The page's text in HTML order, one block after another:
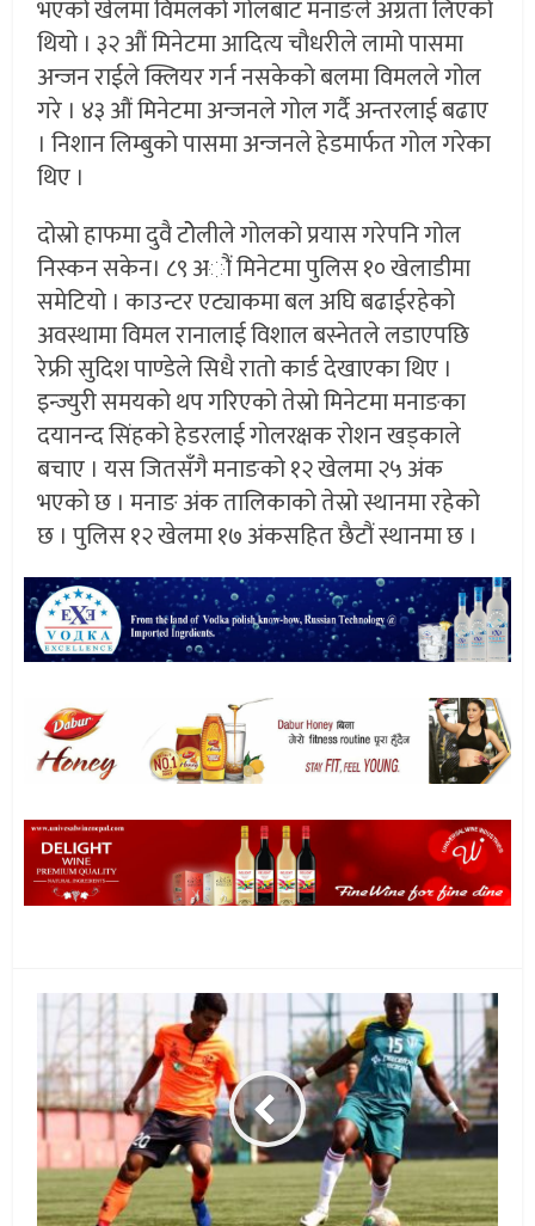
भएको खेलमा विमलको गोलबाट मनाङले अग्रता लिएको
थियो । ३२ औं मिनेटमा आदित्य चौधरीले लामो पासमा
अन्जन राईले क्लियर गर्न नसकेको बलमा विमलले गोल
गरे । ४३ औं मिनेटमा अन्जनले गोल गर्दै अन्तरलाई बढाए
। निशान लिम्बुको पासमा अन्जनले हेडमार्फत गोल गरेका
थिए ।
दोस्रो हाफमा दुवै टोेलीले गोलको प्रयास गरेपनि गोल
निस्कन सकेन। ८९ अौं मिनेटमा पुलिस १० खेलाडीमा
समेटियो । काउन्टर एट्याकमा बल अघि बढाईरहेको
अवस्थामा विमल रानालाई विशाल बस्नेतले लडाएपछि
रेफ्री सुदिश पाण्डेले सिधै रातो कार्ड देखाएका थिए ।
इन्ज्युरी समयको थप गरिएको तेस्रो मिनेटमा मनाङका
दयानन्द सिंहको हेडरलाई गोलरक्षक रोशन खड्काले
बचाए । यस जितसँगै मनाङको १२ खेलमा २५ अंक
भएको छ । मनाङ अंक तालिकाको तेस्रो स्थानमा रहेको
छ । पुलिस १२ खेलमा १७ अंकसहित छैटौं स्थानमा छ ।